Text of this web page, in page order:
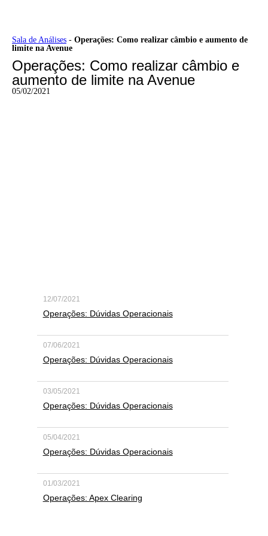
Ir
para
o
conteúdo
Sala de Análises - Operações: Como realizar câmbio e aumento de
limite na Avenue
Operações: Como realizar câmbio e
aumento de limite na Avenue
05/02/2021
12/07/2021
Operações: Dúvidas Operacionais
07/06/2021
Operações: Dúvidas Operacionais
03/05/2021
Operações: Dúvidas Operacionais
05/04/2021
Operações: Dúvidas Operacionais
01/03/2021
Operações: Apex Clearing